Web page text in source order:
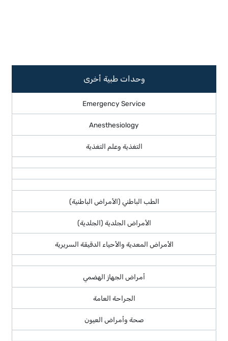
وحدات طبية أخرى
Emergency Service
Anesthesiology
التغذية وعلم التغذية
الطب الباطني (الأمراض الباطنية)
الأمراض الجلدية (الجلدية)
الأمراض المعدية والأحياء الدقيقة السريرية
أمراض الجهاز الهضمي
الجراحة العامة
صحة وأمراض العيون